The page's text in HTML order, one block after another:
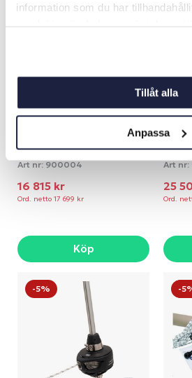
information som du har
Tillåt alla
Anpassa
-5%
FURLEX 104S Ø6-12900
STALOK
Art nr: 900004
16 815 kr
Ord. netto 17 699 kr
Köp
-
Art nr:
25
Ord.
-5% -